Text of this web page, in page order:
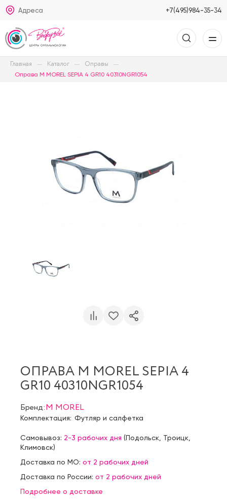
Адреса +7(495)984-35-34
Главная Каталог Оправы
Оправа M MOREL SEPIA 4 GR10 40310NGR1054
ОПРАВА M MOREL SEPIA 4
GR10 40310NGR1054
Бренд:M MOREL
Комплектация: Футляр и салфетка
Самовывоз: 2-3 рабочих дня (Подольск Троицк
Климовск)
Доставка по МО: от 2 рабочих дней
Доставка по России: от 2 рабочих дней
Подробнее о доставке